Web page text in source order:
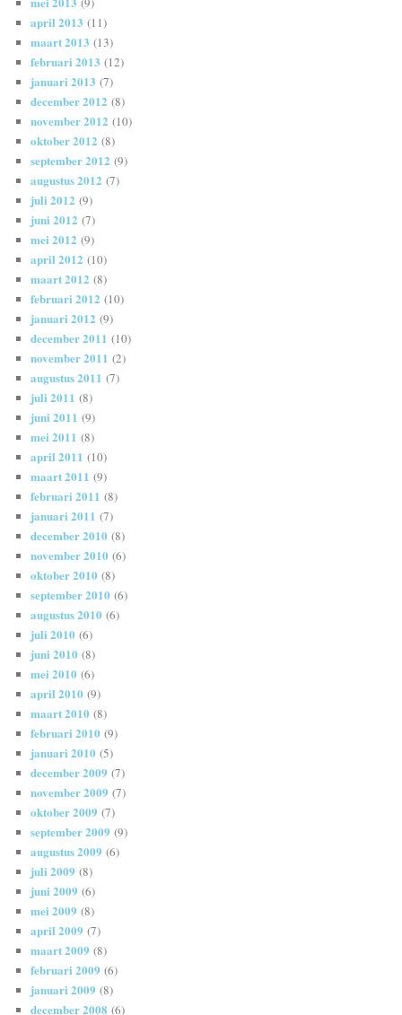
april 2013 (11)
maart 2013 (13)
februari 2013 (12)
januari 2013 (7)
december 2012 (8)
november 2012 (10)
oktober 2012 (8)
september 2012 (9)
augustus 2012 (7)
juli 2012 (9)
juni 2012 (7)
mei 2012 (9)
april 2012 (10)
maart 2012 (8)
februari 2012 (10)
januari 2012 (9)
december 2011 (10)
november 2011 (2)
augustus 2011 (7)
juli 2011 (8)
juni 2011 (9)
mei 2011 (8)
april 2011 (10)
maart 2011 (9)
februari 2011 (8)
januari 2011 (7)
december 2010 (8)
november 2010 (6)
oktober 2010 (8)
september 2010 (6)
augustus 2010 (6)
juli 2010 (6)
juni 2010 (8)
mei 2010 (6)
april 2010 (9)
maart 2010 (8)
februari 2010 (9)
januari 2010 (5)
december 2009 (7)
november 2009 (7)
oktober 2009 (7)
september 2009 (9)
augustus 2009 (6)
juli 2009 (8)
juni 2009 (6)
mei 2009 (8)
april 2009 (7)
maart 2009 (8)
februari 2009 (6)
januari 2009 (8)
december 2008 (6)